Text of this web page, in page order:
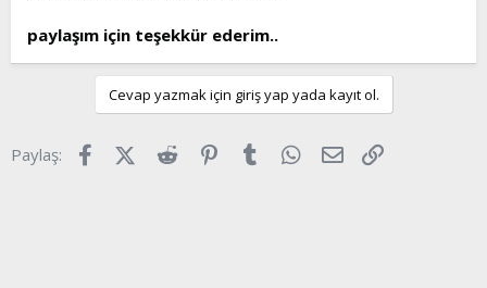
paylaşım için teşekkür ederim..
Cevap yazmak için giriş yap yada kayıt ol.
Paylaş: FacebookX (Twitter)
Reddit Pinterest
Tumblr WhatsApp
E-posta